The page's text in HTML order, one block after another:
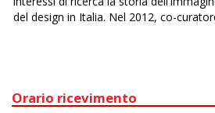
Orario ricevimento